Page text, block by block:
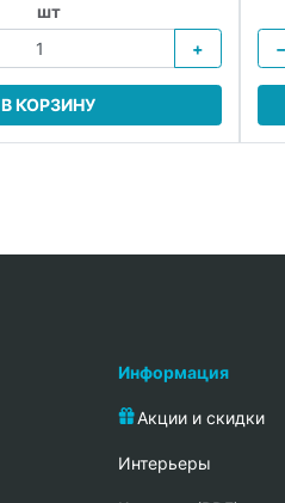
шт
+
В КОРЗИНУ
−
Информация
Акции и скидки
Интерьеры